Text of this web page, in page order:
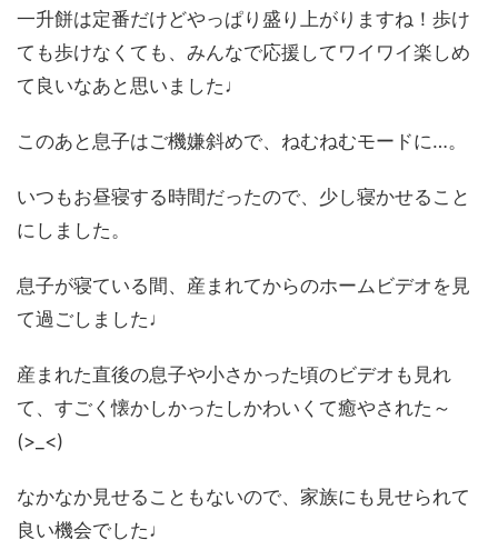
一升餅は定番だけどやっぱり盛り上がりますね！歩け
ても歩けなくても、みんなで応援してワイワイ楽しめ
て良いなあと思いました♩
このあと息子はご機嫌斜めで、ねむねむモードに…。
いつもお昼寝する時間だったので、少し寝かせること
にしました。
息子が寝ている間、産まれてからのホームビデオを見
て過ごしました♩
産まれた直後の息子や小さかった頃のビデオも見れ
て、すごく懐かしかったしかわいくて癒やされた～
(>_<)
なかなか見せることもないので、家族にも見せられて
良い機会でした♩